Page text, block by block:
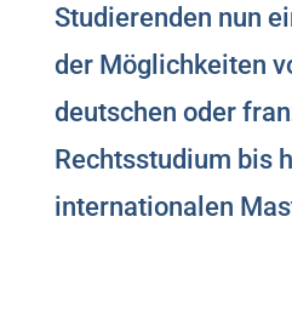
Studierenden nun
der Möglichkeiten
deutschen oder
Rechtsstudium bis
internationalen